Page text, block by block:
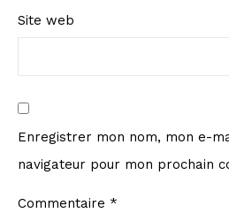
Site web
Enregistrer mon nom, mon e-
navigateur pour mon prochain
Commentaire *